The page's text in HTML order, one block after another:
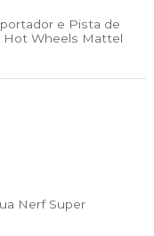
e Pista de
Hot Wheels Mattel
Nerf Super